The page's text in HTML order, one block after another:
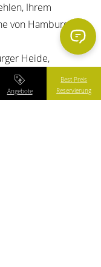
Ihrem
von Hamburg
Heide,
Kombination
Angebote
Best Preis
Reservierung